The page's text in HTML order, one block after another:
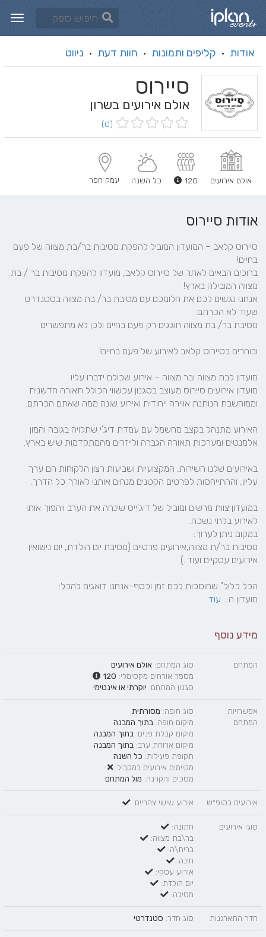
אודות · קליפים ותמונות · חוות דעת · ניווט
סיירוס
אולם אירועים בשרון
(0)
אולם אירועים 120 כל השנה עמק חפר
אודות סיירוס
מועדון ה... עוד
מידע נוסף
המתחם סוג המתחם: אולם אירועים
מספר אורחים מקסימלי: 120
סגנון המתחם: יוקרתי או אינטימי
אפשרויות
המתחם
סוג חופה: מסורתית
מיקום חופה: בתוך המבנה
מיקום קבלת פנים: בתוך המבנה
מיקום ארוחת ערב: בתוך המבנה
תקופת פעילות: כל השנה
מקיימים אירועים במקביל:
מסכים והקרנה: מול המתחם
אירועים בסופ״ש אירוע שישי צהריים:
סוגי אירועים
חתונה:
בר\בת מצווה:
ברית\ה:
חינה:
אירוע עסקי:
יום הולדת:
מסיבה:
חדר התארגנות סוג חדר: סטנדרטי